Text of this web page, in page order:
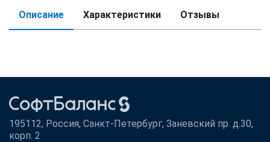
Описание Характеристики Отзывы
195112, Россия, Санкт-Петербург, Заневский пр. д.30,
корп. 2